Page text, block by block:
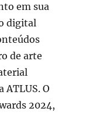
em sua
digital
de arte
ATLUS. O
2024,